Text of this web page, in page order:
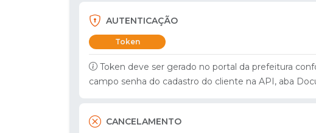
AUTENTICAÇÃO
Token
Token deve ser gerado no portal da prefeitura
campo senha do cadastro do cliente na API, aba
CANCELAMENTO